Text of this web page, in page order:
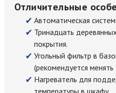
Отличительные
Автоматическая
Тринадцать
покрытия.
Угольный фильтр в
(рекомендуется менять
Нагреватель для
температуры в шкафу.